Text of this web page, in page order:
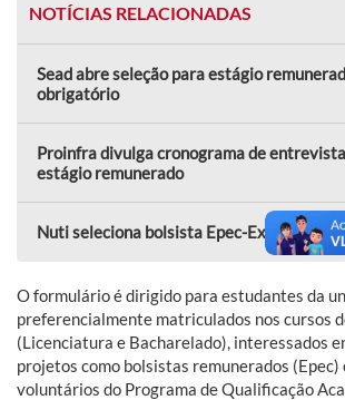
NOTÍCIAS RELACIONADAS
Sead abre seleção para estágio
obrigatório
Proinfra divulga cronograma de
estágio remunerado
Nuti seleciona bolsista Epec-Extensão
O formulário é dirigido para estudantes da
preferencialmente matriculados nos cursos
(Licenciatura e Bacharelado), interessados
projetos como bolsistas remunerados (Epec)
voluntários do Programa de Qualificação